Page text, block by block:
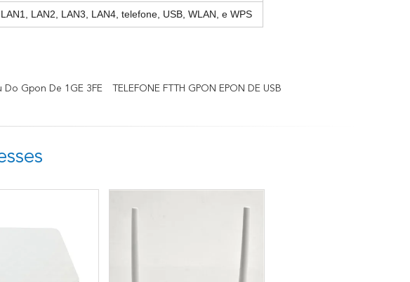
LAN2, LAN3, LAN4, telefone, USB, WLAN, e WPS
Gpon De 1GE 3FE TELEFONE FTTH GPON EPON DE USB